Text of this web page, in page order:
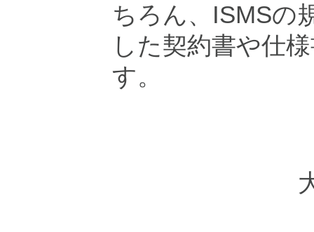
ちろん、ISMSの
した契約書や仕
す。